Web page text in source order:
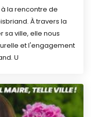
la rencontre de
À travers la
sa ville, elle nous
et l'engagement
U